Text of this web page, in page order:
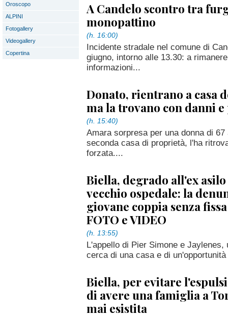
Oroscopo
ALPINI
Fotogallery
Videogallery
Copertina
A Candelo scontro tra
monopattino
(h. 16:00)
Incidente stradale nel comune di
giugno, intorno alle 13.30: a
informazioni...
Donato, rientrano a casa
ma la trovano con danni
(h. 15:40)
Amara sorpresa per una donna di
seconda casa di proprietà, l'ha
forzata....
Biella, degrado all'ex
vecchio ospedale: la
giovane coppia senza
FOTO e VIDEO
(h. 13:55)
L'appello di Pier Simone e
cerca di una casa e di
Biella, per evitare
di avere una famiglia a
mai esistita